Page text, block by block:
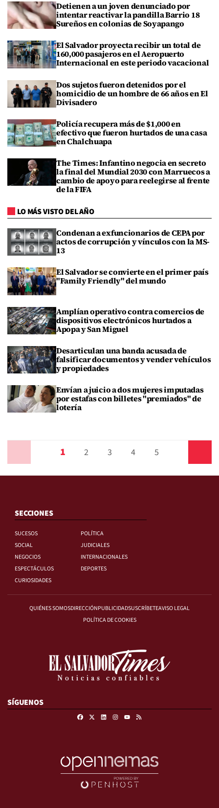
Detienen a un joven denunciado por
intentar reactivar la pandilla Barrio 18
Sureños en colonias de Soyapango
El Salvador proyecta recibir un total de
160,000 pasajeros en el Aeropuerto
Internacional en este periodo vacacional
Dos sujetos fueron detenidos por el
homicidio de un hombre de 66 años en El
Divisadero
Policía recupera más de $1,000 en
efectivo que fueron hurtados de una casa
en Chalchuapa
The Times: Infantino negocia en secreto
la final del Mundial 2030 con Marruecos a
cambio de apoyo para reelegirse al frente
de la FIFA
LO MÁS VISTO DEL AÑO
Condenan a exfuncionarios de CEPA por
actos de corrupción y vínculos con la MS-
13
El Salvador se convierte en el primer país
"Family Friendly" del mundo
Amplían operativo contra comercios de
dispositivos electrónicos hurtados a
Apopa y San Miguel
Desarticulan una banda acusada de
falsificar documentos y vender vehículos
y propiedades
Envían a juicio a dos mujeres imputadas
por estafas con billetes "premiados" de
lotería
1 2 3 4 5
SECCIONES
SUCESOS
POLÍTICA
SOCIAL
JUDICIALES
NEGOCIOS
INTERNACIONALES
ESPECTÁCULOS
DEPORTES
CURIOSIDADES
QUIÉNES SOMOSDIRECCIÓNPUBLICIDADSUSCRÍBETEAVISO LEGAL
POLÍTICA DE COOKIES
SÍGUENOS
FacebookLinkedinInstagramRSS